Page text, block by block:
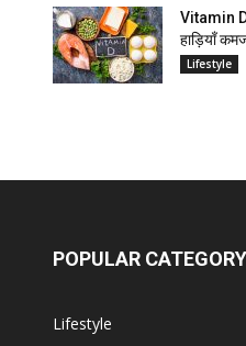
Vitamin D
हाड़ियाँ
Lifestyle
POPULAR CATEGORY
Lifestyle